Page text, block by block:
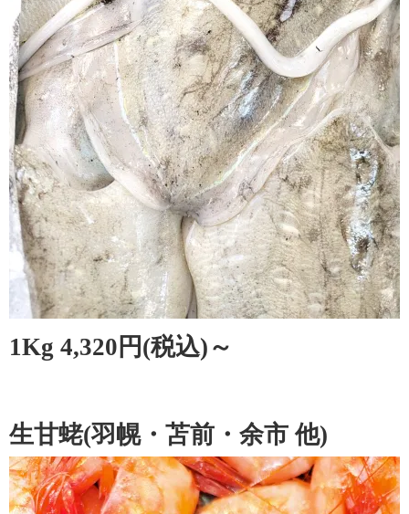
1Kg 4,320円(税込)～
生甘蛯(羽幌・苫前・余市 他)